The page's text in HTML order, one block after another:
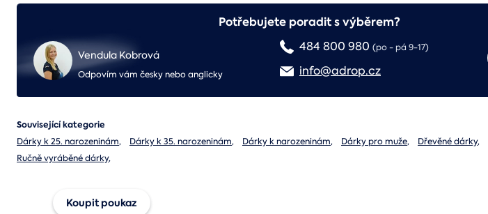
Potřebujete poradit s výběrem?
Vendula Kobrová
Odpovím vám česky nebo anglicky
484 800 980 (po - pá 9-17)
info@adrop.cz
Související kategorie
Dárky k 25. narozeninám, Dárky k 35. narozeninám, Dárky k narozeninám, Dárky pro muže, Dřevěné dárky,
Ručně vyráběné dárky,
Koupit poukaz